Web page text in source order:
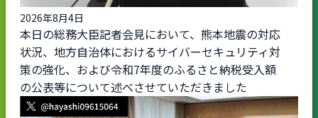
2026年8月4日
本日の総務大臣記者会見において、熊本地震の対応
状況、地方自治体におけるサイバーセキュリティ対
策の強化、および令和7年度のふるさと納税受入額
の公表等について述べさせていただきました